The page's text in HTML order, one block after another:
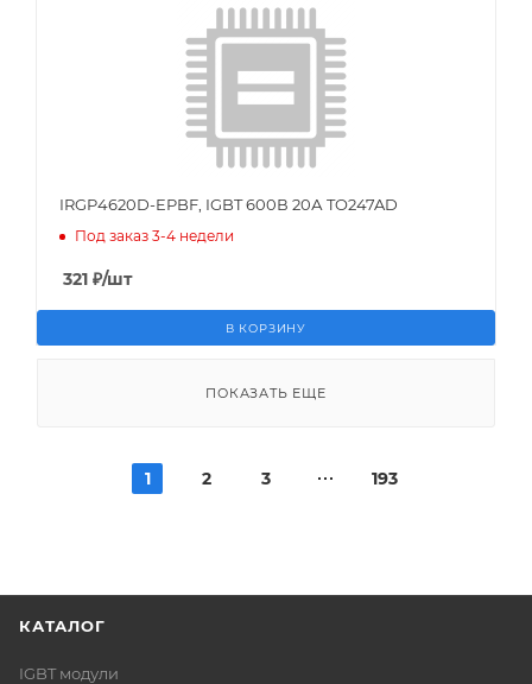
IRGP4620D-EPBF, IGBT 600В 20А TO247AD
Под заказ 3-4 недели
321 ₽/шт
В КОРЗИНУ
ПОКАЗАТЬ ЕЩЕ
1 2 3 193
КАТАЛОГ
IGBT модули